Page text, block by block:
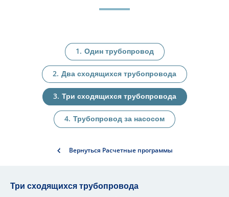
Один трубопровод
Два сходящихся трубопровода
Три сходящихся трубопровода
Трубопровод за насосом
Вернуться Расчетные программы
Три сходящихся трубопровода